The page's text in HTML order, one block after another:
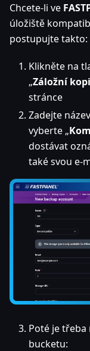
Chcete-li ve
úložiště
postupujte takto:
Klikněte na
„Záložní
stránce
Zadejte
vyberte „
dostávat
také svou e-
Poté je
bucketu: